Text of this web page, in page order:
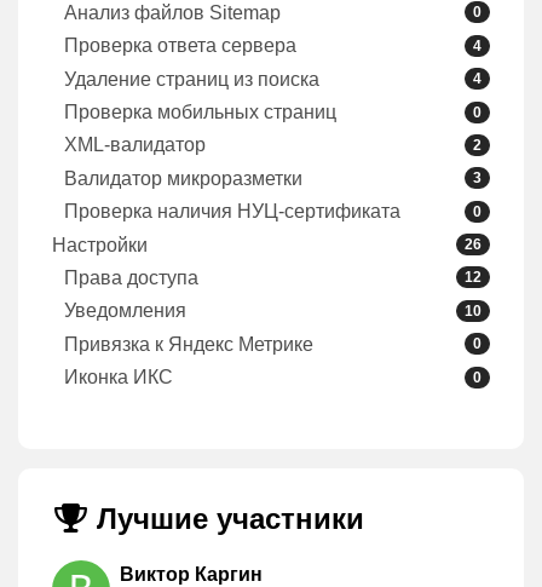
Анализ файлов Sitemap 0
Проверка ответа сервера 4
Удаление страниц из поиска 4
Проверка мобильных страниц 0
XML-валидатор 2
Валидатор микроразметки 3
Проверка наличия НУЦ-сертификата 0
Настройки 26
Права доступа 12
Уведомления 10
Привязка к Яндекс Метрике 0
Иконка ИКС 0
Лучшие участники
Виктор Каргин